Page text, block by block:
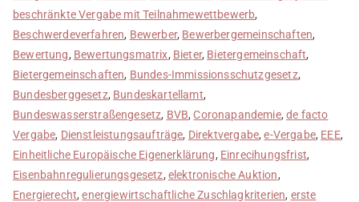
beschränkte Vergabe mit Teilnahmewettbewerb,
Beschwerdeverfahren, Bewerber, Bewerbergemeinschaften,
Bewertung, Bewertungsmatrix, Bieter, Bietergemeinschaft,
Bietergemeinschaften, Bundes-Immissionsschutzgesetz,
Bundesberggesetz, Bundeskartellamt,
Bundeswasserstraßengesetz, BVB,Coronapandemie,de facto
Vergabe, Dienstleistungsaufträge, Direktvergabe,e-Vergabe, EEE,
Einheitliche Europäische Eigenerklärung, Einrecihungsfrist,
Eisenbahnregulierungsgesetz, elektronische Auktion,
Energierecht,energiewirtschaftliche Zuschlagkriterien, erste